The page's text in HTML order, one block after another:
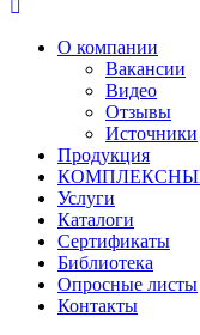
О компании
Вакансии
Видео
Отзывы
Источники
Продукция
Услуги
Каталоги
Сертификаты
Библиотека
Опросные листы
Контакты